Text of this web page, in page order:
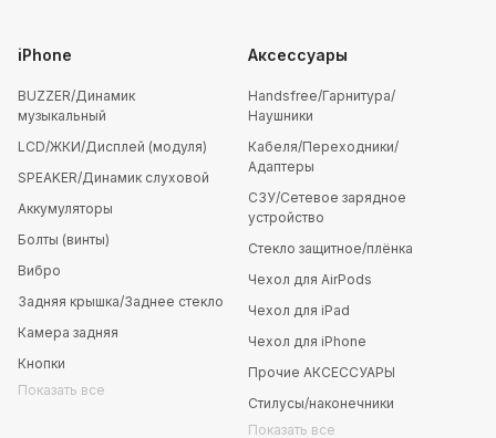
iPhone
BUZZER/Динамик
музыкальный
LCD/ЖКИ/Дисплей (модуля)
SPEAKER/Динамик слуховой
Аккумуляторы
Болты (винты)
Вибро
Задняя крышка/Заднее стекло
Камера задняя
Кнопки
Показать все
Аксессуары
Handsfree/Гарнитура/
Наушники
Кабеля/Переходники/
Адаптеры
СЗУ/Сетевое зарядное
устройство
Стекло защитное/плёнка
Чехол для AirPods
Чехол для iPad
Чехол для iPhone
Прочие АКСЕССУАРЫ
Стилусы/наконечники
Показать все